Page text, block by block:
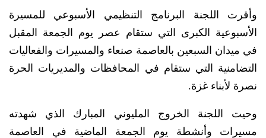
وأقرت اللجنة البرنامج التنظيمي الأسبوعي للمسيرة
الأسبوعية الكبرى التي ستقام عصر يوم الجمعة المقبل
في ميدان السبعين بالعاصمة صنعاء والمسيرات والفعاليات
التضامنية التي ستقام في المحافظات والمديريات الحرة
نصرة لأبناء غزة.
وحيت اللجنة الخروج المليوني المبارك الذي شهدته
مسيرات وأنشطة يوم الجمعة الماضية في العاصمة